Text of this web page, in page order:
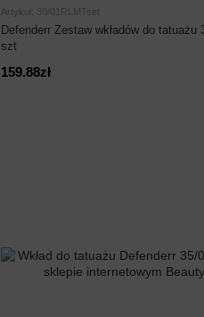
Artykuł: 30/01RLMTset
Defenderr Zestaw wkładów do tatuażu
szt
159.88zł